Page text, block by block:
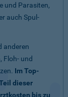
und Parasiten,
auch Spul-
anderen
Floh- und
Im Top-
dieser
bis zu